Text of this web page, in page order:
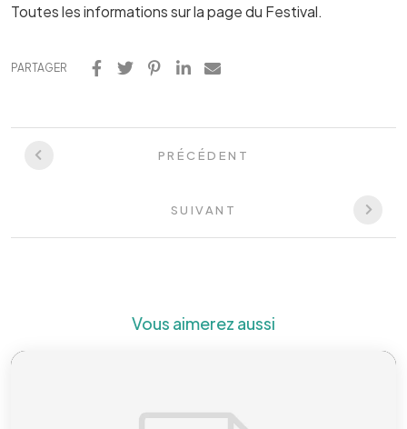
Toutes les informations sur la page du Festival.
PARTAGER
PRÉCÉDENT
SUIVANT
Vous aimerez aussi